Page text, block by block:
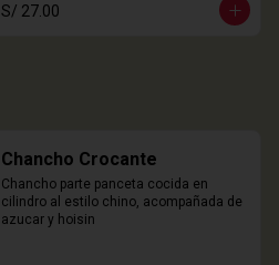
S/ 27.00
Chancho Crocante
Chancho parte panceta cocida en
cilindro al estilo chino, acompañada de
azucar y hoisin